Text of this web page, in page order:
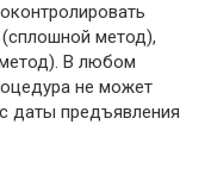
метод),
В любом
не может
даты предъявления